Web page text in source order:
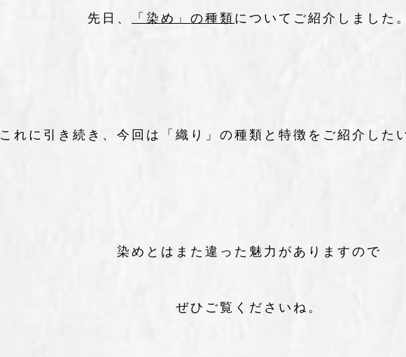
先日、 「染め」の種類 についてご紹介しました
これに引き続き、今回は「織り」の種類と特徴をご紹介した
染めとはまた違った魅力がありますので
ぜひご覧くださいね。